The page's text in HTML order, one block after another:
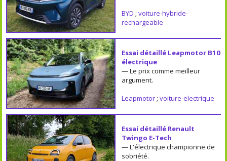
BYD ; voiture-hybride-
rechargeable
Essai détaillé Leapmotor B10
électrique
— Le prix comme meilleur
argument.
Leapmotor; voiture-electrique
Essai détaillé Renault
Twingo E-Tech
— L'électrique championne de
sobriété.